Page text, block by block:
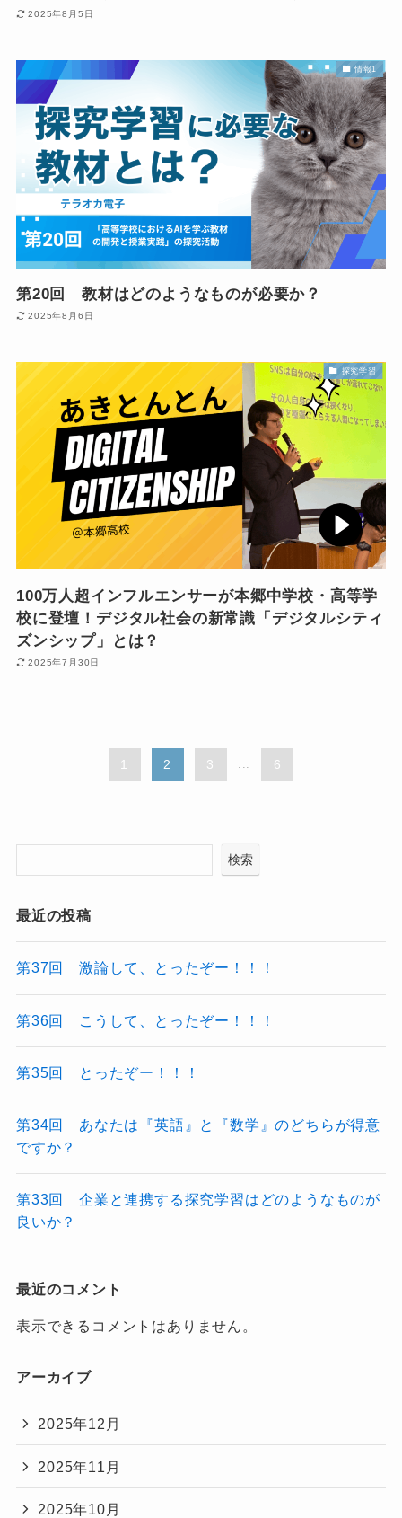
2025年8月5日
情報1
第20回 教材はどのようなものが必要か？
2025年8月6日
探究学習
100万人超インフルエンサーが本郷中学校・高等学
校に登壇！デジタル社会の新常識「デジタルシティ
ズンシップ」とは？
2025年7月30日
1 2 3 ... 6
検索
最近の投稿
第37回 激論して、とったぞー！！！
第36回 こうして、とったぞー！！！
第35回 とったぞー！！！
第34回 あなたは『英語』と『数学』のどちらが得意
ですか？
第33回 企業と連携する探究学習はどのようなものが
良いか？
最近のコメント
表示できるコメントはありません。
アーカイブ
2025年12月
2025年11月
2025年10月